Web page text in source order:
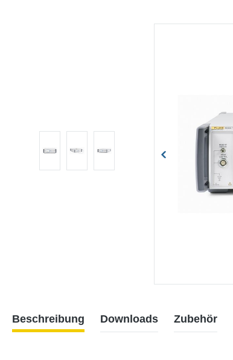
Beschreibung Downloads Zubehör